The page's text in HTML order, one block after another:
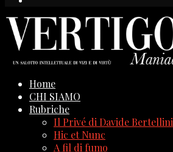
Home
CHI SIAMO
Rubriche
Il Privé di Davide Bertellini
Hic et Nunc
A fil di fumo